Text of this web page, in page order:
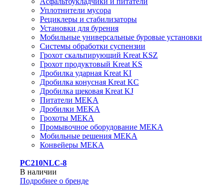
Уплотнители мусора
Рециклеры и стабилизаторы
Установки для бурения
Мобильные универсальные буровые установки
Системы обработки суспензии
Грохот скальпирующий Kreat KSZ
Грохот продуктовый Kreat KS
Дробилка ударная Kreat KI
Дробилка конусная Kreat KC
Дробилка щековая Kreat KJ
Питатели MEKA
Дробилки MEKA
Грохоты MEKA
Промывочное оборудование MEKA
Мобильные решения MEKA
Конвейеры MEKA
PC210NLC-8
В наличии
Подробнее о бренде